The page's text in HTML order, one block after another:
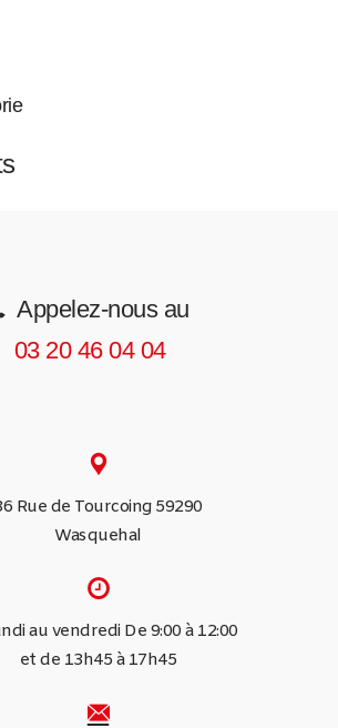
Appelez-nous au
03 20 46 04 04
Rue de Tourcoing 59290
Wasquehal
au vendredi De 9:00 à 12:00
et de 13h45 à 17h45